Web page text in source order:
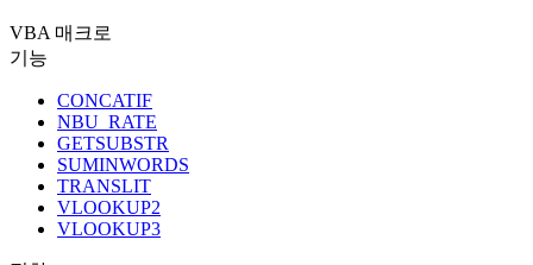
VBA 매크로
기능
CONCATIF
NBU_RATE
GETSUBSTR
SUMINWORDS
TRANSLIT
VLOOKUP2
VLOOKUP3